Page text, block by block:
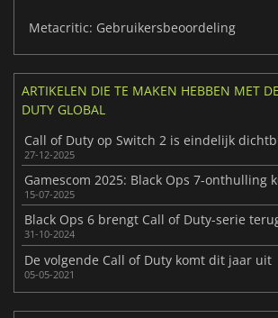
Metacritic: Gebruikersbeoordeling
ARTIKELEN DIE TE MAKEN HEBBEN MET
DUTY GLOBAL
Call of Duty op Switch 2 is eindelijk
27-12-2025
15-07-2025
31-10-2024
De volgende Call of Duty komt dit jaar uit
05-05-2021